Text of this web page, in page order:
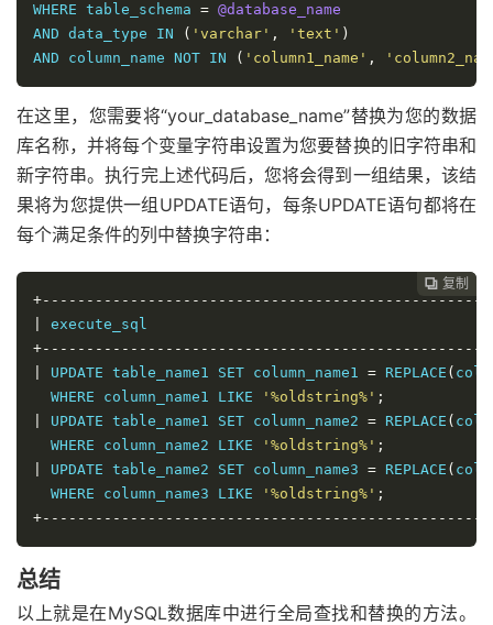
WHERE table_schema = @database_name
AND data_type IN
( 'varchar' , 'text' )
AND column_name NOT IN
( 'column1_name' ,
在这里，您需要将“your_database_name”替换为您的数据
库名称，并将每个变量字符串设置为您要替换的旧字符串和
新字符串。执行完上述代码后，您将会得到一组结果，该结
果将为您提供一组UPDATE语句，每条UPDATE语句都将在
每个满足条件的列中替换字符串：
 复制
UPDATE table_name1 SET column_name1 = REPLACE (
  WHERE column_name1 LIKE
'%oldstring%' ;
UPDATE table_name1 SET column_name2 = REPLACE (
  WHERE column_name2 LIKE
'%oldstring%' ;
UPDATE table_name2 SET column_name3 = REPLACE (
  WHERE column_name3 LIKE
'%oldstring%' ;
总结
以上就是在MySQL数据库中进行全局查找和替换的方法。